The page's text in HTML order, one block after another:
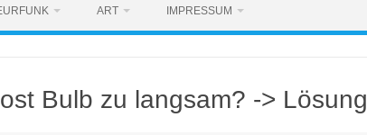
ART IMPRESSUM
Bulb zu langsam? -> Lösung